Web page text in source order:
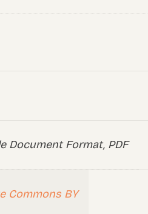
Document Format, PDF
Commons BY